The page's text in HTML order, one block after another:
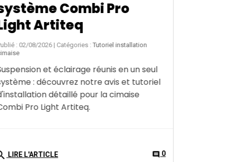
LIRE L'ARTICLE